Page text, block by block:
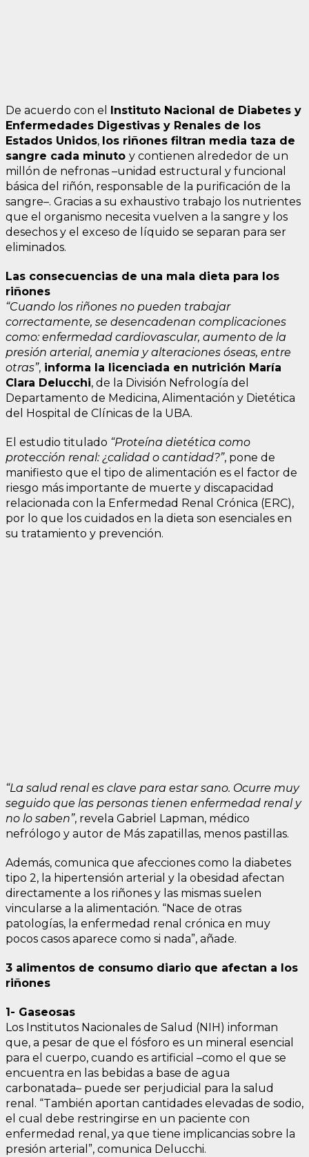
De acuerdo con el Instituto Nacional de Diabetes y
Enfermedades Digestivas y Renales de los
Estados Unidos, los riñones filtran media taza de
sangre cada minuto y contienen alrededor de un
millón de nefronas –unidad estructural y funcional
básica del riñón, responsable de la purificación de la
sangre–. Gracias a su exhaustivo trabajo los nutrientes
que el organismo necesita vuelven a la sangre y los
desechos y el exceso de líquido se separan para ser
eliminados.
Las consecuencias de una mala dieta para los
riñones
“Cuando los riñones no pueden trabajar
correctamente, se desencadenan complicaciones
como: enfermedad cardiovascular, aumento de la
presión arterial, anemia y alteraciones óseas, entre
otras”, informa la licenciada en nutrición María
Clara Delucchi, de la División Nefrología del
Departamento de Medicina, Alimentación y Dietética
del Hospital de Clínicas de la UBA.
El estudio titulado “Proteína dietética como
protección renal: ¿calidad o cantidad?”, pone de
manifiesto que el tipo de alimentación es el factor de
riesgo más importante de muerte y discapacidad
relacionada con la Enfermedad Renal Crónica (ERC),
por lo que los cuidados en la dieta son esenciales en
su tratamiento y prevención.
“La salud renal es clave para estar sano. Ocurre muy
seguido que las personas tienen enfermedad renal y
no lo saben”, revela Gabriel Lapman, médico
nefrólogo y autor de Más zapatillas, menos pastillas.
Además, comunica que afecciones como la diabetes
tipo 2, la hipertensión arterial y la obesidad afectan
directamente a los riñones y las mismas suelen
vincularse a la alimentación. “Nace de otras
patologías, la enfermedad renal crónica en muy
pocos casos aparece como si nada”, añade.
3 alimentos de consumo diario que afectan a los
riñones
1- Gaseosas
Los Institutos Nacionales de Salud (NIH) informan
que, a pesar de que el fósforo es un mineral esencial
para el cuerpo, cuando es artificial –como el que se
encuentra en las bebidas a base de agua
carbonatada– puede ser perjudicial para la salud
renal. “También aportan cantidades elevadas de sodio,
el cual debe restringirse en un paciente con
enfermedad renal, ya que tiene implicancias sobre la
presión arterial”, comunica Delucchi.